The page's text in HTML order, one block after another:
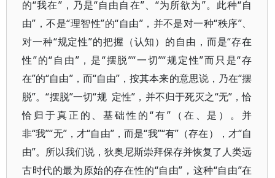
的“我在”，乃是“自由自在”、“为所欲为”。此种“自
由”，不是“理智性”的“自由”，并不是对一种“秩序”、
对一种“规定性”的把握（认知）的自由，而是“存在
性”的“自由”，是“摆脱”“一切”“规定性”而只是“存
在”的“自由”，而“自由”，按其本来的意思说，乃在“摆
脱”。“摆脱”一切“规 定性”，并不归于死灭之“无”，恰
恰归于真正的、基础性的“有”（在、是）。并
非“我”“无”，才“自由”，而是“我”“有”（存在），才“自
由”。所以我们说，狄奥尼斯崇拜保存并恢复了人类远
古时代的最为原始的存在性的“自由”，这种“自由”在